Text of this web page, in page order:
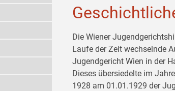
Die Wiener
Laufe der Zeit wechselnde
Jugendgericht Wien in der
Dieses übersiedelte im
1928 am 01.01.1929 der